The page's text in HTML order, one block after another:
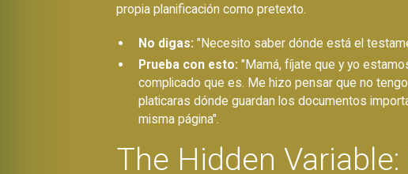
propia planificación como pretexto.
No digas: "Necesito saber dónde está el
Prueba con esto: "Mamá, fíjate que y yo
complicado que es. Me hizo pensar que no
platicaras dónde guardan los documentos
misma página".
The Hidden